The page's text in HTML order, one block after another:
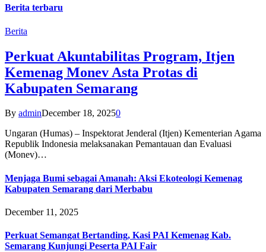
Berita terbaru
Berita
Perkuat Akuntabilitas Program, Itjen
Kemenag Monev Asta Protas di
Kabupaten Semarang
By adminDecember 18, 20250
Ungaran (Humas) – Inspektorat Jenderal (Itjen) Kementerian Agama
Republik Indonesia melaksanakan Pemantauan dan Evaluasi
(Monev)…
Menjaga Bumi sebagai Amanah: Aksi Ekoteologi Kemenag
Kabupaten Semarang dari Merbabu
December 11, 2025
Perkuat Semangat Bertanding, Kasi PAI Kemenag Kab.
Semarang Kunjungi Peserta PAI Fair